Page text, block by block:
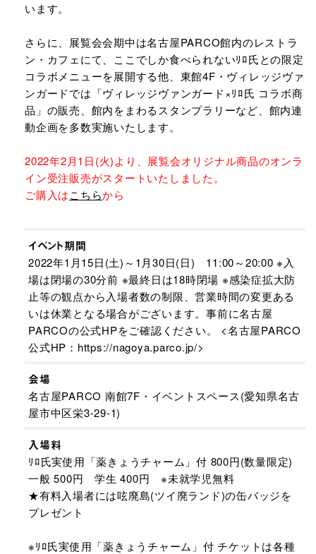
います。
さらに、展覧会会期中は名古屋PARCO館内のレストラ
ン・カフェにて、ここでしか食べられないﾘﾛ氏との限定
コラボメニューを展開する他、東館4F・ヴィレッジヴァ
ンガードでは「ヴィレッジヴァンガード×ﾘﾛ氏 コラボ商
品」の販売、館内をまわるスタンプラリーなど、館内連
動企画を多数実施いたします。
2022年2月1日(火)より、展覧会オリジナル商品のオンラ
イン受注販売がスタートいたしました。
ご購入はこちらから
イベント期間
2022年1月15日(土)～1月30日(日) 11:00～20:00 ※入
場は閉場の30分前 ※最終日は18時閉場 ※感染症拡大防
止等の観点から入場者数の制限、営業時間の変更ある
いは休業となる場合がございます。事前に名古屋
PARCOの公式HPをご確認ください。 <名古屋PARCO
公式HP：https://nagoya.parco.jp/>
会場
名古屋PARCO 南館7F・イベントスペース(愛知県名古
屋市中区栄3-29-1)
入場料
ﾘﾛ氏実使用「薬きょうチャーム」付 800円(数量限定)
一般 500円 学生 400円 ※未就学児無料
★有料入場者には呟廃島(ツイ廃ランド)の缶バッジを
プレゼント
※ﾘﾛ氏実使用「薬きょうチャーム」付 チケットは各種